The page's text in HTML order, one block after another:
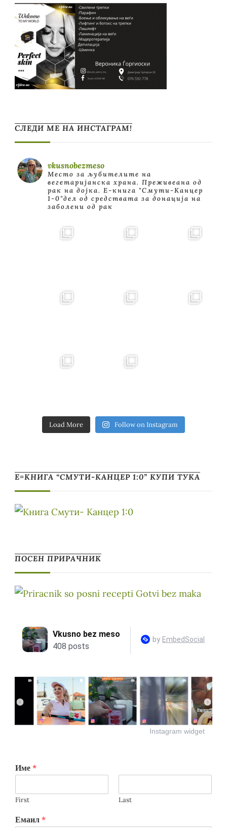
СЛЕДИ МЕ НА ИНСТАГРАМ!
vkusnobezmeso
Место за љубителите на
вегетаријанска храна. Преживеана од
рак на дојка. E-книга "Смути-Канцер
1-0"дел од средствата за донација на
заболени од рак
Load More Follow on Instagram
Е=КНИГА “СМУТИ-КАНЦЕР 1:0” КУПИ ТУКА
ПОСЕН ПРИРАЧНИК
Instagram widget
Име *
First Last
Емаил *